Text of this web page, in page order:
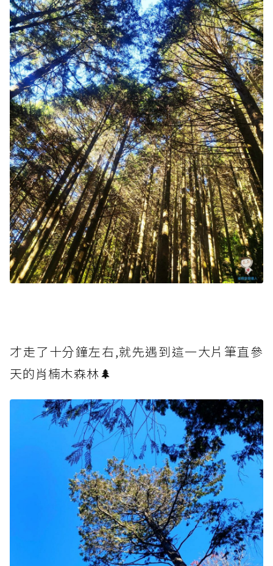
才走了十分鐘左右,就先遇到這一大片筆直參
天的肖楠木森林🌲